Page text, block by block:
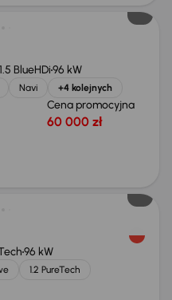
1.5 BlueHDi96 kW
Navi +4 kolejnych
Cena promocyjna
60 000 zł
96 kW
1.2 PureTech